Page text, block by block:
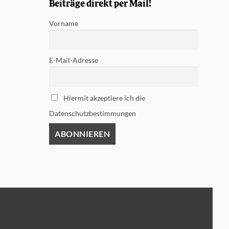
Beiträge direkt per Mail!
Vorname
E-Mail-Adresse
Hiermit akzeptiere ich die
Datenschutzbestimmungen